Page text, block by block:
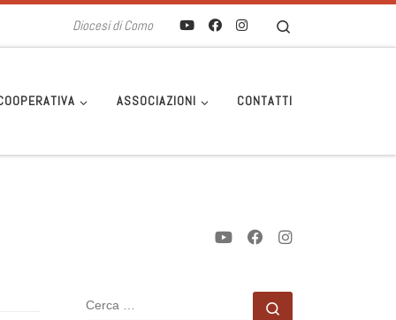
Diocesi di Como
ASSOCIAZIONI CONTATTI
CERCA